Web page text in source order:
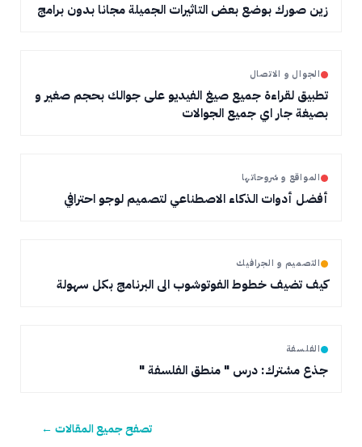
زين صورك بوضع بعض التاثيرات الجميلة مجانا بدون برامج
الجوال و الاتصال
تطبيق لقراءة جميع صيغ الفيديو على جوالك بحجم صغير و
بصيغة جار اي جميع الجوالات
المواقع و شروحاتها
أفضل أدوات الذكاء الاصطناعي لتصميم لوجو احترافي
التصميم و الجرافيك
كيف تضيف خطوط الفوتوشوب الى البرنامج بكل سهولة
الفلسفة
جذع مشترك: درس " منطق الفلسفة "
تصفح جميع المقالات ←